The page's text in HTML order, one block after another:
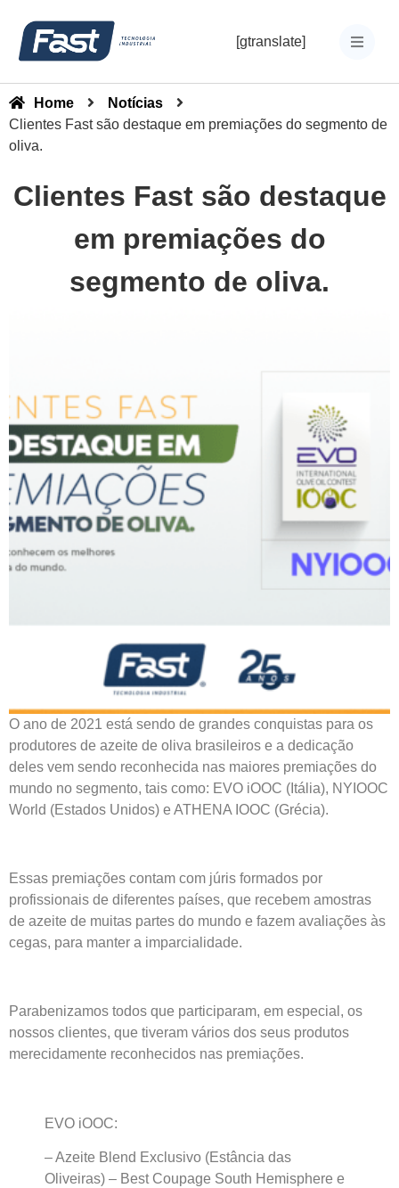
[gtranslate]
Home
Notícias
Clientes Fast são destaque em premiações do segmento de
oliva.
Clientes Fast são destaque
em premiações do
segmento de oliva.
O ano de 2021 está sendo de grandes conquistas para os
produtores de azeite de oliva brasileiros e a dedicação
deles vem sendo reconhecida nas maiores premiações do
mundo no segmento, tais como: EVO iOOC (Itália), NYIOOC
World (Estados Unidos) e ATHENA IOOC (Grécia).
Essas premiações contam com júris formados por
profissionais de diferentes países, que recebem amostras
de azeite de muitas partes do mundo e fazem avaliações às
cegas, para manter a imparcialidade.
Parabenizamos todos que participaram, em especial, os
nossos clientes, que tiveram vários dos seus produtos
merecidamente reconhecidos nas premiações.
EVO iOOC:
– Azeite Blend Exclusivo (Estância das
Oliveiras) – Best Coupage South Hemisphere e